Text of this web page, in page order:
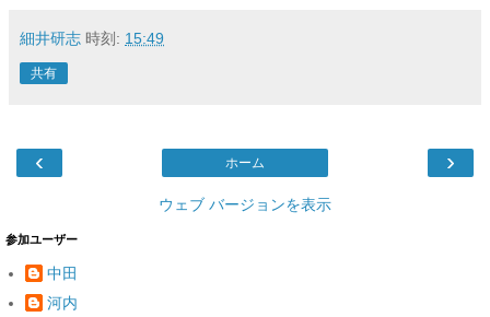
細井研志 時刻: 15:49
共有
‹ ›
ホーム
ウェブ バージョンを表示
参加ユーザー
中田
河内